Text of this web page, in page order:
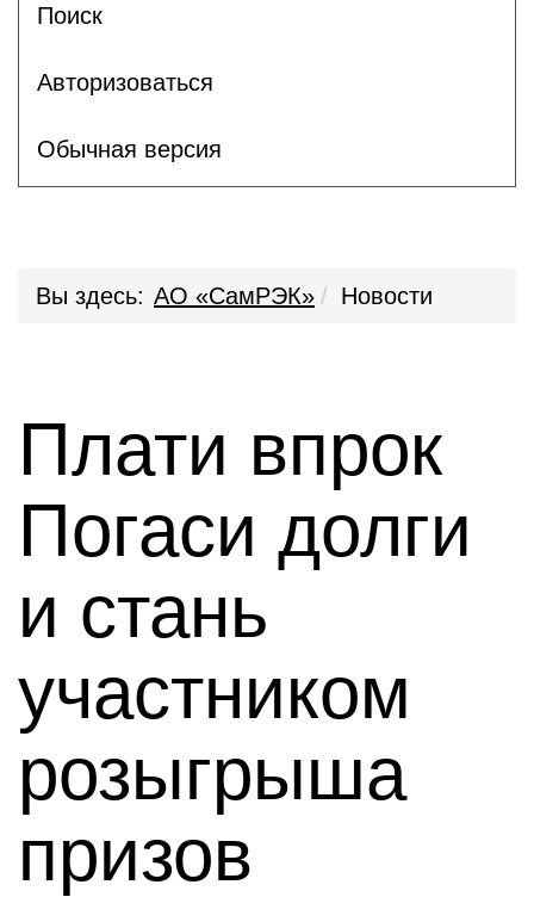
Поиск
Авторизоваться
Обычная версия
Вы здесь: АО «СамРЭК» Новости
Плати впрок
Погаси долги
и стань
участником
розыгрыша
призов